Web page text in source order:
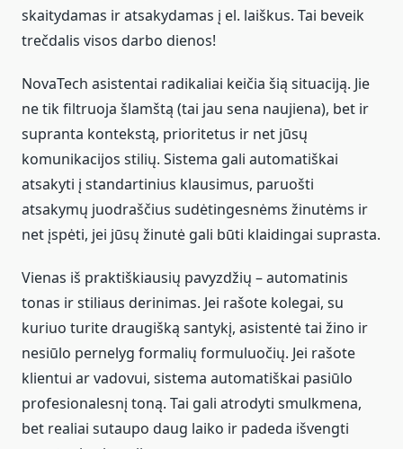
skaitydamas ir atsakydamas į el. laiškus. Tai beveik
trečdalis visos darbo dienos!
NovaTech asistentai radikaliai keičia šią situaciją. Jie
ne tik filtruoja šlamštą (tai jau sena naujiena), bet ir
supranta kontekstą, prioritetus ir net jūsų
komunikacijos stilių. Sistema gali automatiškai
atsakyti į standartinius klausimus, paruošti
atsakymų juodraščius sudėtingesnėms žinutėms ir
net įspėti, jei jūsų žinutė gali būti klaidingai suprasta.
Vienas iš praktiškiausių pavyzdžių – automatinis
tonas ir stiliaus derinimas. Jei rašote kolegai, su
kuriuo turite draugišką santykį, asistentė tai žino ir
nesiūlo pernelyg formalių formuluočių. Jei rašote
klientui ar vadovui, sistema automatiškai pasiūlo
profesionalesnį toną. Tai gali atrodyti smulkmena,
bet realiai sutaupo daug laiko ir padeda išvengti